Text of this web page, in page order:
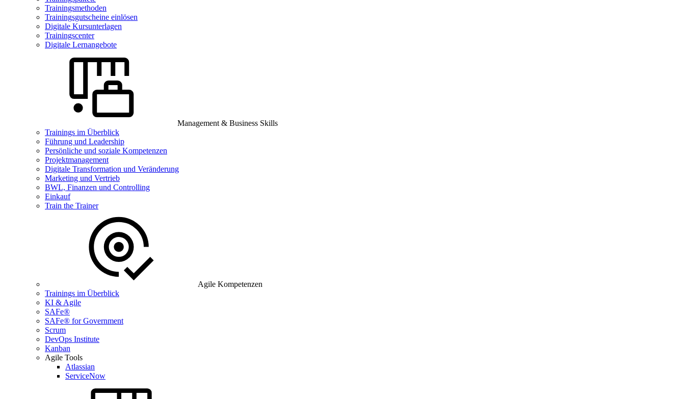
Trainingsmethoden
Trainingsgutscheine einlösen
Digitale Kursunterlagen
Trainingscenter
Digitale Lernangebote
Management & Business Skills
Trainings im Überblick
Führung und Leadership
Persönliche und soziale Kompetenzen
Projektmanagement
Digitale Transformation und Veränderung
Marketing und Vertrieb
BWL, Finanzen und Controlling
Einkauf
Train the Trainer
Agile Kompetenzen
Trainings im Überblick
KI & Agile
SAFe®
SAFe® for Government
Scrum
DevOps Institute
Kanban
Agile Tools
Atlassian
ServiceNow